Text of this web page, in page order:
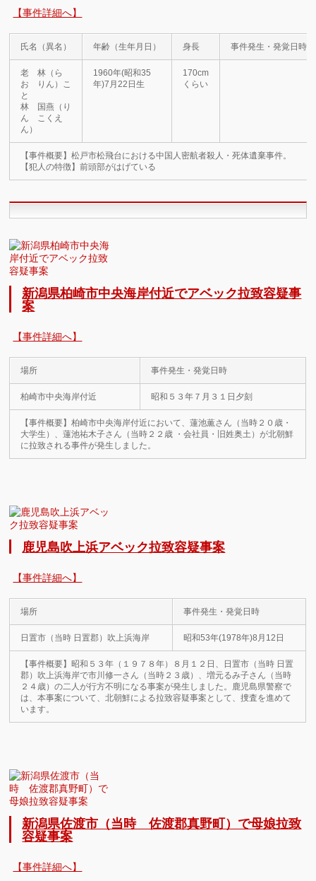
【事件詳細へ】
氏名（異名） 年齢（生年月日） 身長 事件発生・発覚日時
老 林（ら
お りん）こ
と
林 国燕（り
ん こくえ
ん）
1960年(昭和35
年)7月22日生
170cm
くらい
【事件概要】松戸市松飛台における中国人密航者殺人・死体遺棄事件。
【犯人の特徴】前頭部がはげている
新潟県柏崎市中央海岸付近でアベック拉致容疑事
案
【事件詳細へ】
場所 事件発生・発覚日時
柏崎市中央海岸付近 昭和５３年７月３１日夕刻
【事件概要】柏崎市中央海岸付近において、蓮池薫さん（当時２０歳・
大学生）、蓮池祐木子さん（当時２２歳 ・会社員・旧姓奥土）が北朝鮮
に拉致される事件が発生しました。
鹿児島吹上浜アベック拉致容疑事案
【事件詳細へ】
場所 事件発生・発覚日時
日置市（当時 日置郡）吹上浜海岸 昭和53年(1978年)8月12日
【事件概要】昭和５３年（１９７８年）８月１２日、日置市（当時 日置
郡）吹上浜海岸で市川修一さん（当時２３歳）、増元るみ子さん（当時
２４歳）の二人が行方不明になる事案が発生しました。鹿児島県警察で
は、本事案について、北朝鮮による拉致容疑事案として、捜査を進めて
います。
新潟県佐渡市（当時 佐渡郡真野町）で母娘拉致
容疑事案
【事件詳細へ】